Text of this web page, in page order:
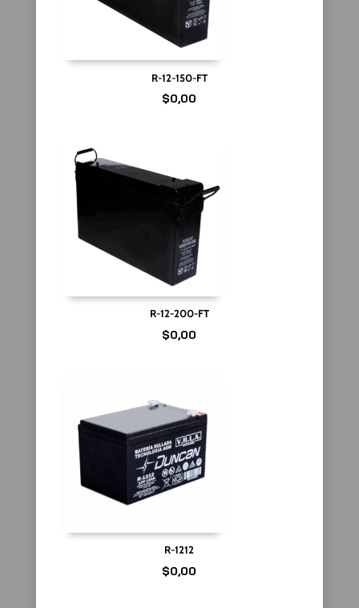
R-12-150-FT
$0,00
R-12-200-FT
$0,00
R-1212
$0,00